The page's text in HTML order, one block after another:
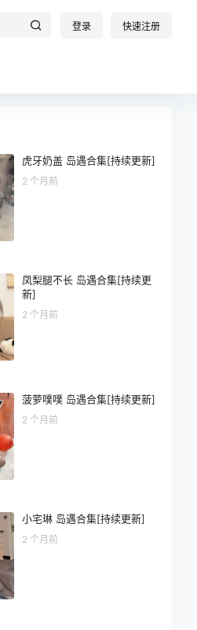
登录 快速注册
虎牙奶盖 岛遇合集[持续更新]
2 个月前
凤梨腿不长 岛遇合集[持续更
新]
2 个月前
菠萝噗噗 岛遇合集[持续更新]
2 个月前
小宅琳 岛遇合集[持续更新]
2 个月前